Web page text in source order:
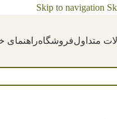
Skip to navigation
متداولفروشگاهراهنمای